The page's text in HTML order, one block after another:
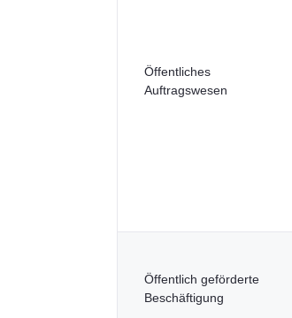
Öffentliches
Auftragswesen
Öffentlich geförderte
Beschäftigung